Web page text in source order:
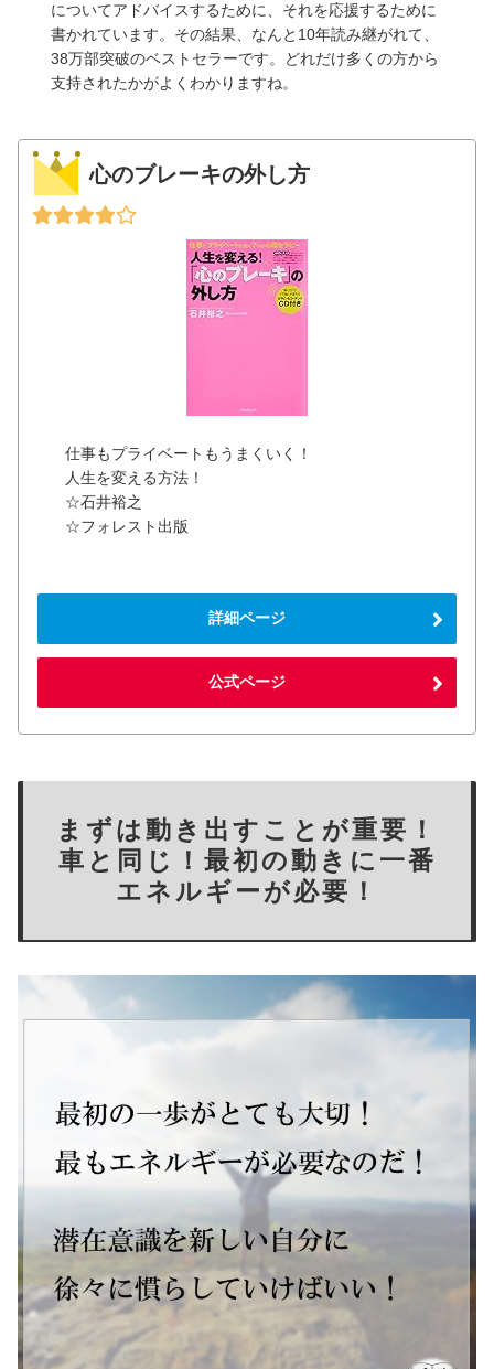
についてアドバイスするために、それを応援するために
書かれています。その結果、なんと10年読み継がれて、
38万部突破のベストセラーです。どれだけ多くの方から
支持されたかがよくわかりますね。
心のブレーキの外し方
仕事もプライベートもうまくいく！
人生を変える方法！
☆石井裕之
☆フォレスト出版
詳細ページ
公式ページ
まずは動き出すことが重要！
車と同じ！最初の動きに一番
エネルギーが必要！